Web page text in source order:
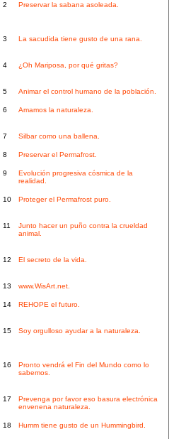
2 Preservar la sabana asoleada.
3 La sacudida tiene gusto de una rana.
4 ¿Oh Mariposa, por qué gritas?
5 Animar el control humano de la población.
6 Amamos la naturaleza.
7 Silbar como una ballena.
8 Preservar el Permafrost.
9
Evolución progresiva cósmica de la
realidad.
10 Proteger el Permafrost puro.
11
Junto hacer un puño contra la crueldad
animal.
12 El secreto de la vida.
13 www.WisArt.net.
14 REHOPE el futuro.
15 Soy orgulloso ayudar a la naturaleza.
16
Pronto vendrá el Fin del Mundo como lo
sabemos.
17
Prevenga por favor eso basura electrónica
envenena naturaleza.
18 Humm tiene gusto de un Hummingbird.